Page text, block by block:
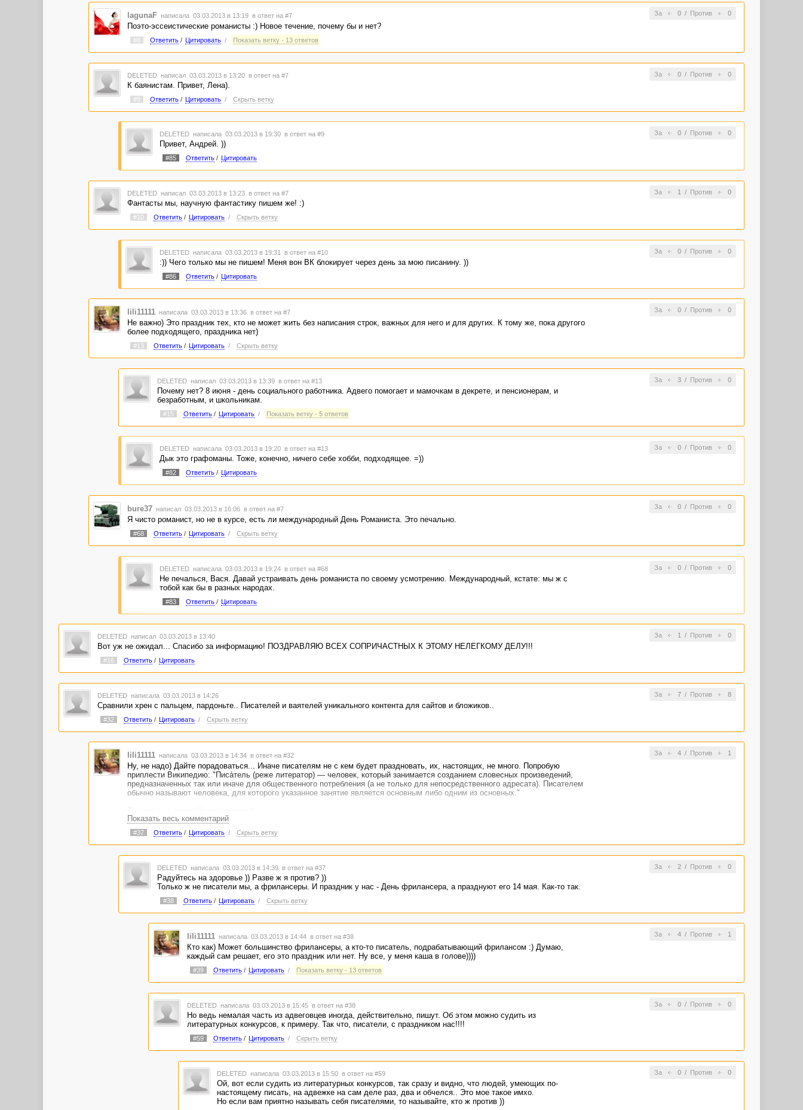
За 0/ Против 0
lagunaF написала 03.03.2013 в 13:19 в ответ на #7
Поэто-эссеистические романисты :) Новое течение, почему бы и нет?
#8 Ответить/ Цитировать / Показать ветку - 13 ответов
За 0/ Против 0
DELETED написал 03.03.2013 в 13:20 в ответ на #7
К баянистам. Привет, Лена).
#9 Ответить/ Цитировать / Скрыть ветку
За 0/ Против 0
DELETED написала 03.03.2013 в 19:30 в ответ на #9
Привет, Андрей. ))
#85 Ответить/ Цитировать
За 1 / Против 0
DELETED написал 03.03.2013 в 13:23 в ответ на #7
Фантасты мы, научную фантастику пишем же! :)
#10 Ответить/ Цитировать / Скрыть ветку
За 0/ Против 0
DELETED написала 03.03.2013 в 19:31 в ответ на #10
:)) Чего только мы не пишем! Меня вон ВК блокирует через день за мою писанину. ))
#86 Ответить/ Цитировать
За 0/ Против 0
lili11111 написала 03.03.2013 в 13:36 в ответ на #7
Не важно) Это праздник тех, кто не может жить без написания строк, важных для него и для других. К тому же, пока другого
более подходящего, праздника нет)
#13 Ответить/ Цитировать / Скрыть ветку
За 3/ Против 0
DELETED написал 03.03.2013 в 13:39 в ответ на #13
Почему нет? 8 июня - день социального работника. Адвего помогает и мамочкам в декрете, и пенсионерам, и
безработным, и школьникам.
#15 Ответить/ Цитировать / Показать ветку - 5 ответов
За 0/ Против 0
DELETED написала 03.03.2013 в 19:20 в ответ на #13
Дык это графоманы. Тоже, конечно, ничего себе хобби, подходящее. =))
#82 Ответить/ Цитировать
За 0/ Против 0
bure37 написал 03.03.2013 в 16:06 в ответ на #7
Я чисто романист, но не в курсе, есть ли международный День Романиста. Это печально.
#68 Ответить/ Цитировать / Скрыть ветку
За 0/ Против 0
DELETED написала 03.03.2013 в 19:24 в ответ на #68
Не печалься, Вася. Давай устраивать день романиста по своему усмотрению. Международный, кстате: мы ж с
тобой как бы в разных народах.
#83 Ответить/ Цитировать
За 1 / Против 0
DELETED написал 03.03.2013 в 13:40
Вот уж не ожидал... Спасибо за информацию! ПОЗДРАВЛЯЮ ВСЕХ СОПРИЧАСТНЫХ К ЭТОМУ НЕЛЕГКОМУ ДЕЛУ!!!
#16 Ответить/ Цитировать
За 7/ Против 8
DELETED написала 03.03.2013 в 14:26
Сравнили хрен с пальцем, пардоньте.. Писателей и ваятелей уникального контента для сайтов и бложиков..
#32 Ответить/ Цитировать / Скрыть ветку
За 4/ Против 1
lili11111 написала 03.03.2013 в 14:34 в ответ на #32
Ну, не надо) Дайте порадоваться... Иначе писателям не с кем будет праздновать, их, настоящих, не много. Попробую
приплести Википедию: "Писа́тель (реже литератор) — человек, который занимается созданием словесных произведений,
предназначенных так или иначе для общественного потребления (а не только для непосредственного адресата). Писателем
обычно называют человека, для которого указанное занятие является основным либо одним из основных."
Показать весь комментарий
#37 Ответить/ Цитировать / Скрыть ветку
За 2/ Против 0
DELETED написала 03.03.2013 в 14:39 в ответ на #37
Радуйтесь на здоровье )) Разве ж я против? ))
Только ж не писатели мы, а фрилансеры. И праздник у нас - День фрилансера, а празднуют его 14 мая. Как-то так.
#38 Ответить/ Цитировать / Скрыть ветку
За 4/ Против 1
lili11111 написала 03.03.2013 в 14:44 в ответ на #38
Кто как) Может большинство фрилансеры, а кто-то писатель, подрабатывающий фрилансом :) Думаю,
каждый сам решает, его это праздник или нет. Ну все, у меня каша в голове))))
#39 Ответить/ Цитировать / Показать ветку - 13 ответов
За 0/ Против 0
DELETED написала 03.03.2013 в 15:45 в ответ на #38
Но ведь немалая часть из адвеговцев иногда, действительно, пишут. Об этом можно судить из
литературных конкурсов, к примеру. Так что, писатели, с праздником нас!!!!
#59 Ответить/ Цитировать / Скрыть ветку
За 0/ Против 0
DELETED написала 03.03.2013 в 15:50 в ответ на #59
Ой, вот если судить из литературных конкурсов, так сразу и видно, что людей, умеющих по-
настоящему писать, на адвежке на сам деле раз, два и обчелся.. Это мое такое имхо.
Но если вам приятно называть себя писателями, то называйте, кто ж против ))